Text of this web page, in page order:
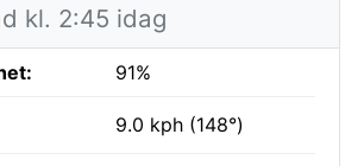
kl. 2:45 idag
91%
9.0 kph (148°)